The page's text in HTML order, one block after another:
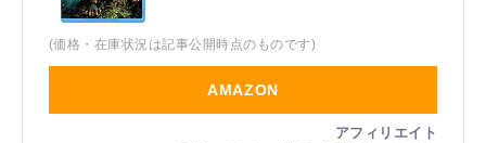
(価格・在庫状況は記事公開時点のものです)
AMAZON